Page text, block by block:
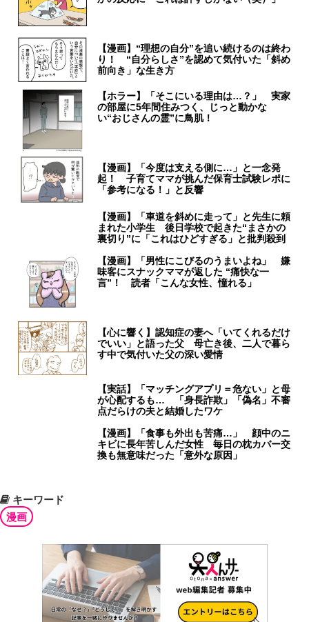
【漫画】“理想の自分”を追い続けるのは終わ
り！ “自分らしさ”を認めて気付いた「斜め
前向き」な生き方
【ホラー】「そこにいる理由は…？」 実家
の部屋に5年間住みつく、じっと動かな
い“おじさんの霊”に鳥肌！
【漫画】「今度は支える側に…」と一念発
起！ 子育てママが挑んだ保育士試験レポに
「参考になる！」と反響
【漫画】「車道を斜めに走って」と先生に頼
まれた小学生 後日学校で起きた“まさかの
裏切り”に「これはひどすぎる」と批判殺到
【漫画】「男性にこびるのうまいよね」 嫌
味客にスナックママが返した “痛快な一
言”！ 読者「こんな女性、憧れる」
【心に響く】認知症の妻へ「いてくれるだけ
でいい」と語った父 母亡き後、二人で暮ら
す中で気付いた父の深い愛情
【実話】「マッチングアプリ＝危ない」と母
が心配するも… 「身長詐欺」「偽名」不審
点だらけの夫と結婚したワケ
【漫画】「食事も外出も苦痛…」 顔中のニ
キビに長年苦しんだ女性 毎日の枕カバー交
換も無意味だった「意外な原因」
キーワード
漫画